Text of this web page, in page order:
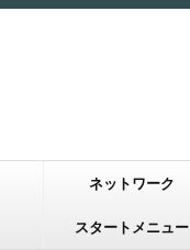
ネットワーク
スタートメニュー